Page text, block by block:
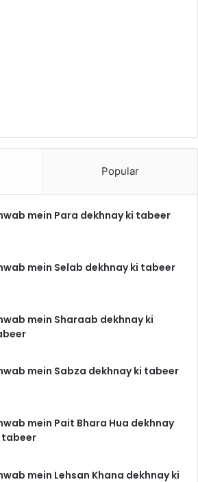
Popular
mein Para dekhnay ki tabeer
mein Selab dekhnay ki tabeer
mein Sharaab dekhnay ki
mein Sabza dekhnay ki tabeer
mein Pait Bhara Hua dekhnay
tabeer
mein Lehsan Khana dekhnay ki